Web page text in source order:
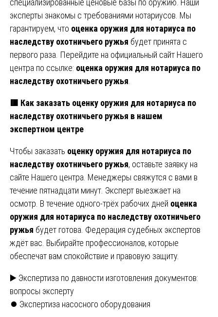
специализированные ценовые базы по оружию. Наши
эксперты знакомы с требованиями нотариусов. Мы
гарантируем, что оценка оружия для нотариуса по
наследству охотничьего ружья будет принята с
первого раза. Перейдите на официальный сайт Нашего
центра по ссылке: оценка оружия для нотариуса по
наследству охотничьего ружья
🟥 Как заказать оценку оружия для нотариуса по
наследству охотничьего ружья в нашем
экспертном центре
Чтобы заказать оценку оружия для нотариуса по
наследству охотничьего ружья, оставьте заявку на
сайте Нашего центра. Менеджеры свяжутся с вами в
течение пятнадцати минут. Эксперт выезжает на
осмотр. В течение одного-трёх рабочих дней оценка
оружия для нотариуса по наследству охотничьего
ружья будет готова. Федерация судебных экспертов
ждёт вас. Выбирайте профессионалов, которые
обеспечат вам спокойствие и правовую защиту.
Навигация
по
▶️ Экспертиза по давности изготовления документов:
вопросы эксперту
⏺️ Экспертиза насосного оборудования